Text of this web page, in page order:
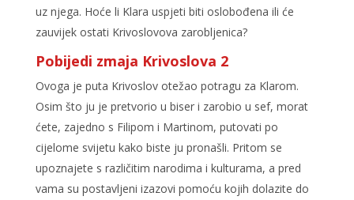
uz njega. Hoće li Klara uspjeti biti oslobođena ili će
zauvijek ostati Krivoslovova zarobljenica?
Pobijedi zmaja Krivoslova 2
Ovoga je puta Krivoslov otežao potragu za Klarom.
Osim što ju je pretvorio u biser i zarobio u sef, morat
ćete, zajedno s Filipom i Martinom, putovati po
cijelome svijetu kako biste ju pronašli. Pritom se
upoznajete s različitim narodima i kulturama, a pred
vama su postavljeni izazovi pomoću kojih dolazite do